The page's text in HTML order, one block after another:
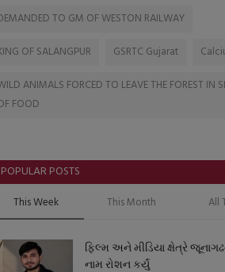
TO GM OF WESTON RAILWAY
OF SALANGPUR
GSRTC Gujarat
ANIMALS FORCED TO LEAVE THE FOREST IN
FOOD
POPULAR POSTS
This Week This Month All
ફિલ્મ અને મીડિયા ક્ષેત્રે
નામ રોશન કર્યું